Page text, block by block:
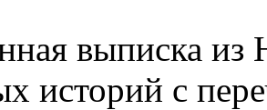
выписка из
историй с